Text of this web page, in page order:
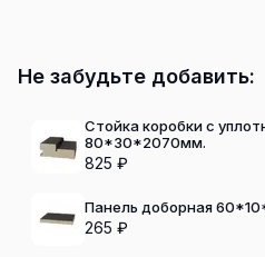
Не забудьте добавить:
Стойка коробки с
80*30*2070мм.
825 ₽
Панель доборная
265 ₽